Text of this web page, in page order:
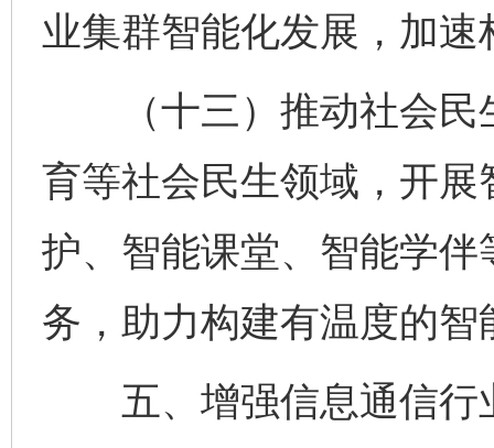
业集群智能化发展，加速
（十三）推动社会民
育等社会民生领域，开
护、智能课堂、智能学
务，助力构建有温度的智
五、增强信息通信行